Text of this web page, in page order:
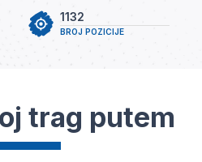
BROJ POZICIJE
1132
trag putem